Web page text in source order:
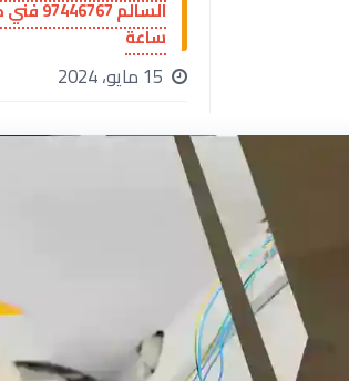
ساعة
15 مايو، 2024